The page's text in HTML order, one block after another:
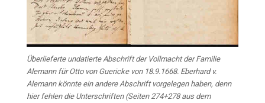
Überlieferte undatierte Abschrift der Vollmacht der Familie
Alemann für Otto von Guericke von 18.9.1668. Eberhard v.
Alemann könnte ein andere Abschrift vorgelegen haben, denn
hier fehlen die Unterschriften (Seiten 274+278 aus dem